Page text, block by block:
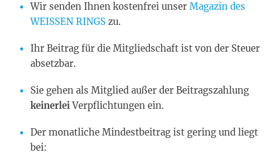
Wir senden Ihnen kostenfrei unser Magazin des
WEISSEN RINGS zu.
Ihr Beitrag für die Mitgliedschaft ist von der Steuer
absetzbar.
Sie gehen als Mitglied außer der Beitragszahlung
keinerlei Verpflichtungen ein.
Der monatliche Mindestbeitrag ist gering und liegt
bei: